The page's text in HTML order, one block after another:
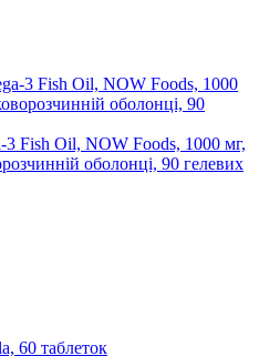
Fish Oil, NOW Foods, 1000 мг,
оболонці, 90 гелевих